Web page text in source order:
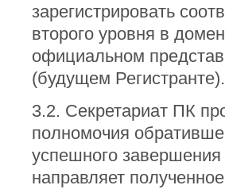
зарегистрировать
второго уровня в
официальном
(будущем Регистранте).
3.2. Секретариат ПК
полномочия
успешного
направляет